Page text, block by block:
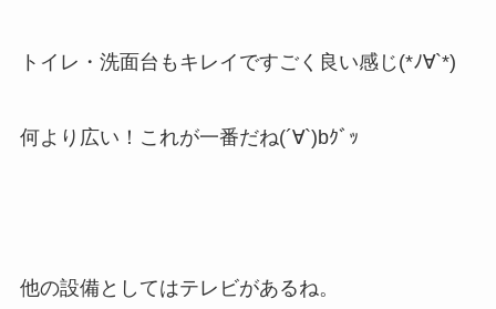
トイレ・洗面台もキレイですごく良い感じ(*ﾉ∀`*)
何より広い！これが一番だね(´∀`)bｸﾞｯ
他の設備としてはテレビがあるね。